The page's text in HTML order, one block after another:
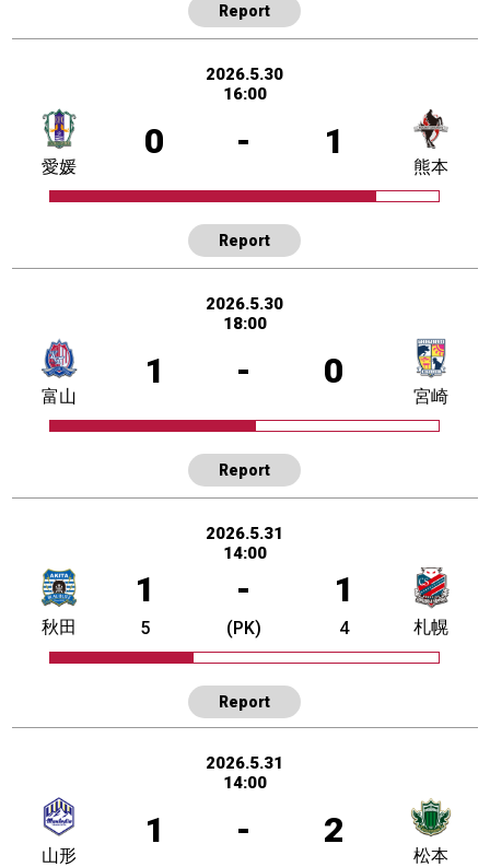
Report
2026.5.30
16:00
0 - 1
愛媛 熊本
Report
2026.5.30
18:00
1 - 0
富山 宮崎
Report
2026.5.31
14:00
1 - 1
秋田 5 (PK) 4 札幌
Report
2026.5.31
14:00
1 - 2
山形 松本